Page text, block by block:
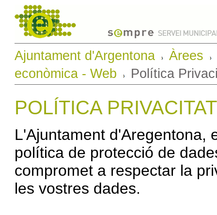
Ajuntament d'Argentona
Àrees
econòmica - Web
Política
POLÍTICA PRIVACITAT
L'Ajuntament d'Aregentona,
política de protecció de
compromet a respectar la
les vostres dades.